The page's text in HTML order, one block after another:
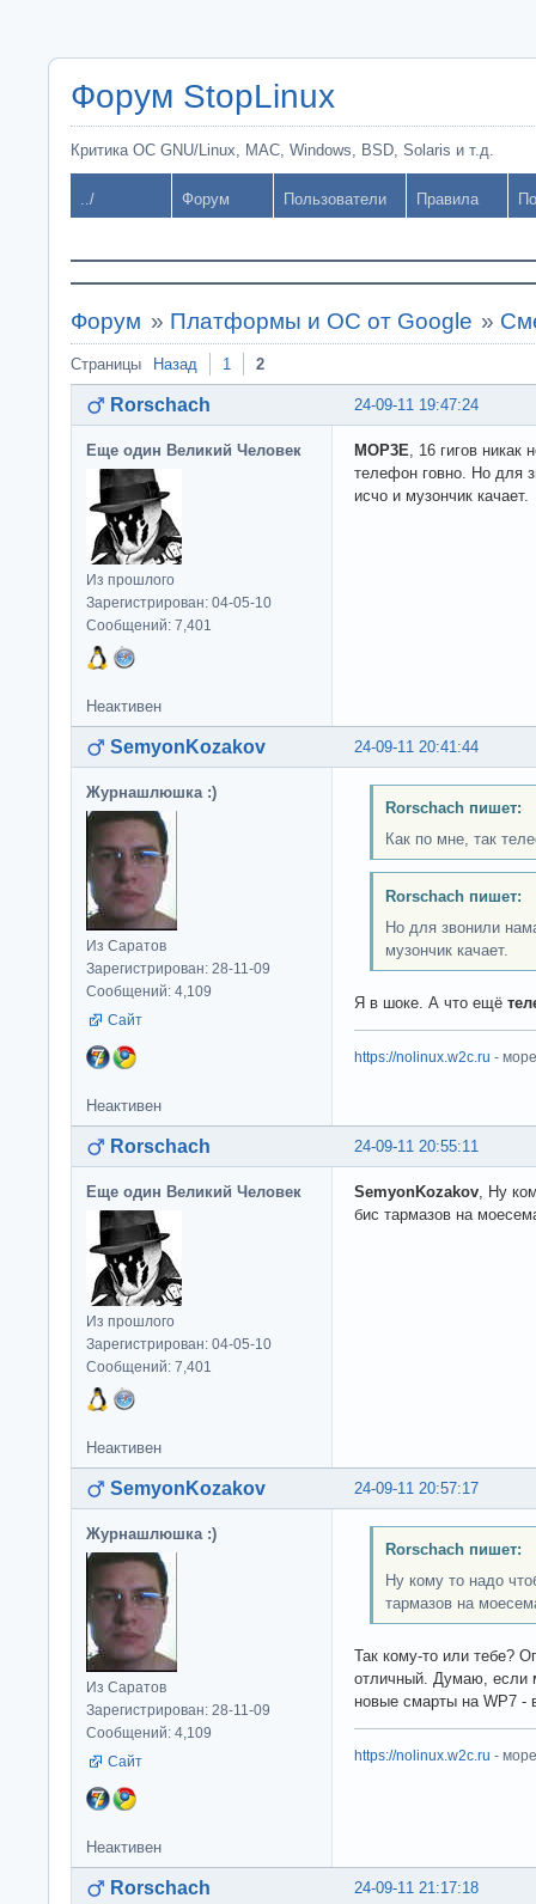
Форум StopLinux
Критика ОС GNU/Linux, MAC, Windows, BSD, Solaris и т.д.
../ Форум Пользователи Правила
Форум » Платформы и ОС от Google »
Страницы Назад 1 2
24-09-11 19:47:24
Rorschach
Еще один Великий Человек
Из прошлого
Зарегистрирован: 04-05-10
Сообщений: 7,401
MOP3E , 16 гигов
телефон говно. Но для
исчо и музончик качает.
Неактивен
24-09-11 20:41:44
SemyonKozakov
Журнашлюшка :)
Из Саратов
Зарегистрирован: 28-11-09
Сообщений: 4,109
Сайт
Rorschach пишет:
Как по мне, так
Rorschach пишет:
Но для звонили
музончик качает.
Я в шоке. А что ещё
https://nolinux.w2c.ru -
Неактивен
24-09-11 20:55:11
Rorschach
Еще один Великий Человек
Из прошлого
Зарегистрирован: 04-05-10
Сообщений: 7,401
SemyonKozakov , Ну
бис тармазов на
Неактивен
24-09-11 20:57:17
SemyonKozakov
Журнашлюшка :)
Из Саратов
Зарегистрирован: 28-11-09
Сообщений: 4,109
Сайт
Rorschach пишет:
Ну кому то надо
тармазов на
Так кому-то или тебе?
отличный. Думаю, если
новые смарты на WP7 -
https://nolinux.w2c.ru -
Неактивен
24-09-11 21:17:18
Rorschach